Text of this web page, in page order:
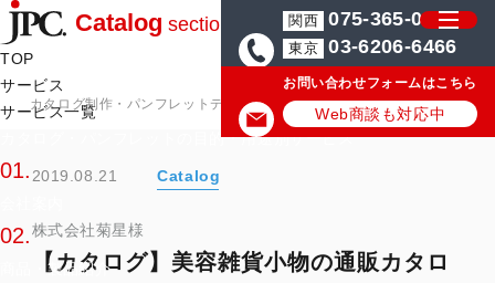
Catalog section
TOP
サービス
サービス一覧
カタログ・パンフレットの目的・用途別サービス
01.
02.
商品・製品紹介
関西 075-365-0571
東京 03-6206-6466
お問い合わせフォームはこちら
Web商談も対応中
カタログ制作・パンフレットデザイン会社はJPC カタログ・パンフレ
2019.08.21 Catalog
株式会社菊星様
【カタログ】美容雑貨小物の通販カタロ